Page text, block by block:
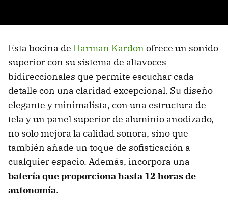
Esta bocina de Harman Kardon ofrece un sonido
superior con su sistema de altavoces
bidireccionales que permite escuchar cada
detalle con una claridad excepcional. Su diseño
elegante y minimalista, con una estructura de
tela y un panel superior de aluminio anodizado,
no solo mejora la calidad sonora, sino que
también añade un toque de sofisticación a
cualquier espacio. Además, incorpora una
batería que proporciona hasta 12 horas de
autonomía.